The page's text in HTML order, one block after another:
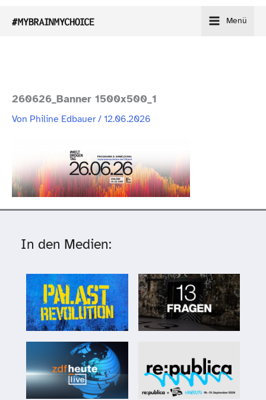
Inhalt
Menü
260626_​Banner 1500x500_1
Von Philine Edbauer/12.06.2026
In den Medien: